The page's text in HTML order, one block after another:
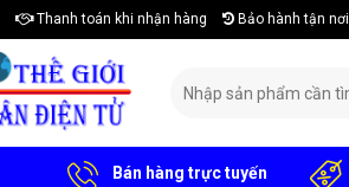
Thanh toán khi nhận hàng Bảo hành tận nơi
for:
Bán hàng trực tuyến